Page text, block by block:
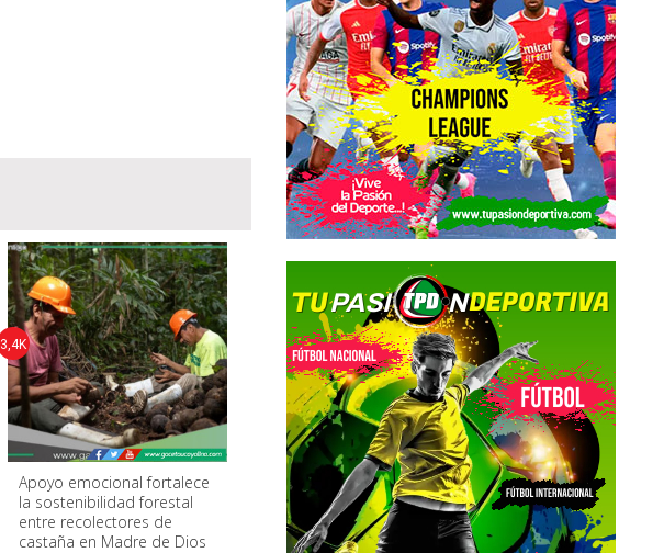
Apoyo emocional fortalece
la sostenibilidad forestal
entre recolectores de
castaña en Madre de Dios
3,4K